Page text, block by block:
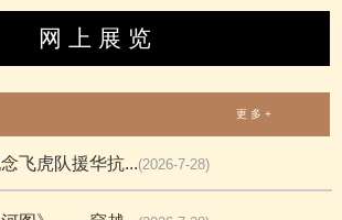
网 上 展 览
更 多 +
飞虎队援华抗...(2026-7-28)